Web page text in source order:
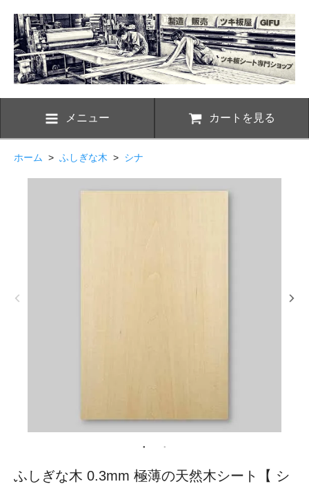
メニュー カートを見る
ホーム > ふしぎな木 > シナ
ふしぎな木 0.3mm 極薄の天然木シート【 シ